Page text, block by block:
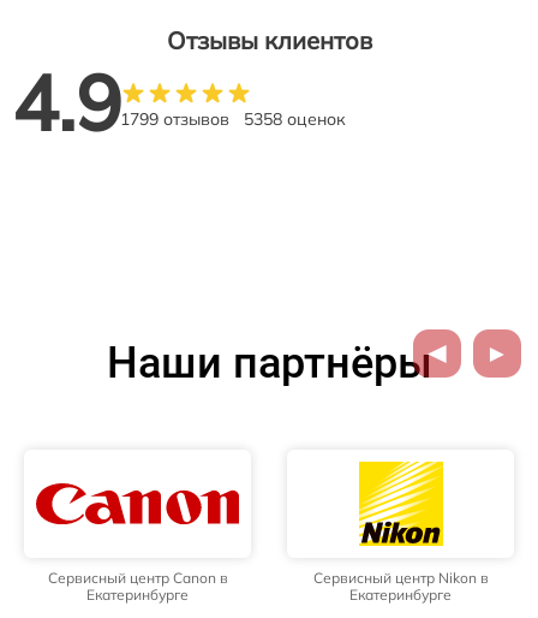
Отзывы клиентов
4.91799 отзывов 5358 оценок
Наши партнёры
Сервисный центр Canon в
Екатеринбурге
Сервисный центр Nikon в
Екатеринбурге